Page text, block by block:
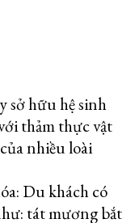
sở hữu hệ sinh
thảm thực vật
nhiều loài
Du khách có
tát mương bắt